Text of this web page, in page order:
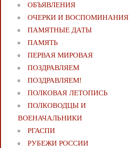
ОБЪЯВЛЕНИЯ
ОЧЕРКИ И ВОСПОМИНАНИЯ
ПАМЯТНЫЕ ДАТЫ
ПАМЯТЬ
ПЕРВАЯ МИРОВАЯ
ПОЗДРАВЛЯЕМ
ПОЗДРАВЛЯЕМ!
ПОЛКОВАЯ ЛЕТОПИСЬ
ПОЛКОВОДЦЫ И
ВОЕНАЧАЛЬНИКИ
РГАСПИ
РУБЕЖИ РОССИИ